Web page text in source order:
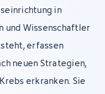
in
und Wissenschaftler
erfassen
neuen Strategien,
erkranken. Sie